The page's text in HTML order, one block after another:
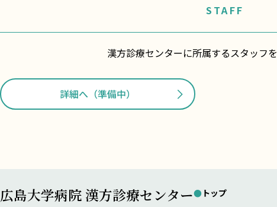
STAFF
漢方診療センターに所属するスタッフを
詳細へ（準備中）
広島大学病院 漢方診療センター
●トップ